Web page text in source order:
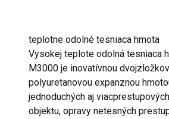
teplotne odolné tesniaca hmota
Vysokej teplote odolná tesniaca
M3000 je inovatívnou
polyuretanovou expanznou
jednoduchých aj
objektu, opravy netesných